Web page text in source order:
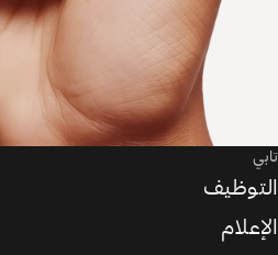
تابي
التوظيف
الإعلام